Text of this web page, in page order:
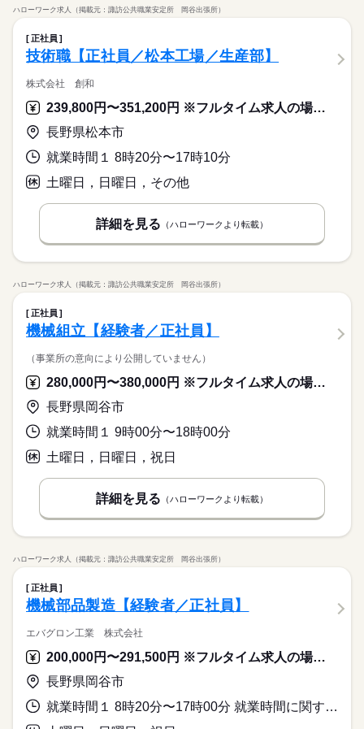
ハローワーク求人（掲載元：諏訪公共職業安定所 岡谷出張所）
正社員
技術職【正社員／松本工場／生産部】
株式会社 創和
239,800円〜351,200円 ※フルタイム求人の場合は月額（換算額）、パート求人の場合は時間額を表示しています。
長野県松本市
就業時間１ 8時20分〜17時10分
土曜日，日曜日，その他
詳細を見る （ハローワークより転載）
ハローワーク求人（掲載元：諏訪公共職業安定所 岡谷出張所）
正社員
機械組立【経験者／正社員】
（事業所の意向により公開していません）
280,000円〜380,000円 ※フルタイム求人の場合は月額（換算額）、パート求人の場合は時間額を表示しています。
長野県岡谷市
就業時間１ 9時00分〜18時00分
土曜日，日曜日，祝日
詳細を見る （ハローワークより転載）
ハローワーク求人（掲載元：諏訪公共職業安定所 岡谷出張所）
正社員
機械部品製造【経験者／正社員】
エバグロン工業 株式会社
200,000円〜291,500円 ※フルタイム求人の場合は月額（換算額）、パート求人の場合は時間額を表示しています。
長野県岡谷市
就業時間１ 8時20分〜17時00分 就業時間に関する特記事項 ＊実働７．９２ｈ